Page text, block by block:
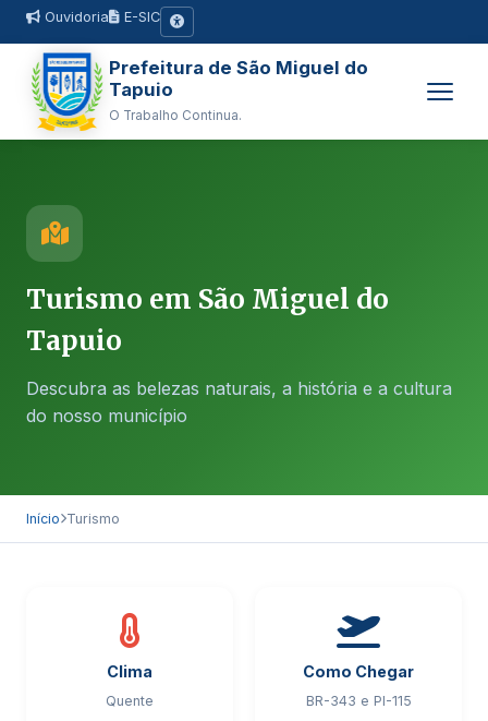
Ouvidoria E-SIC
Prefeitura de São Miguel do
Tapuio
O Trabalho Continua.
Turismo em São Miguel do
Tapuio
Descubra as belezas naturais, a história e a cultura
do nosso município
Início Turismo
Clima
Quente
Como Chegar
BR-343 e PI-115